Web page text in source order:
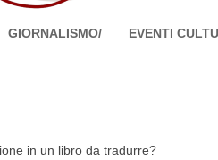
GIORNALISMO/ EVENTI
in un libro da tradurre?